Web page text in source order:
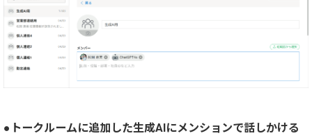
●トークルームに追加した生成AIにメンションで話しかける